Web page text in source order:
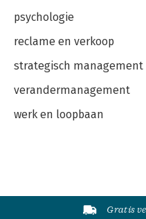
psychologie
reclame en verkoop
strategisch management
verandermanagement
werk en loopbaan
Gratis